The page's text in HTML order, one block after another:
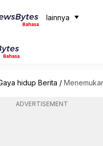
lainnya
hidup Berita / Menemukan Desa
ADVERTISEMENT